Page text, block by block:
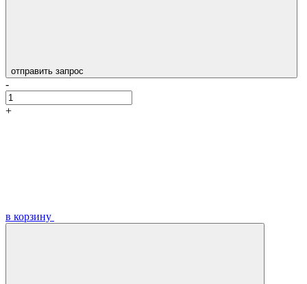
отправить запрос
-
+
в корзину